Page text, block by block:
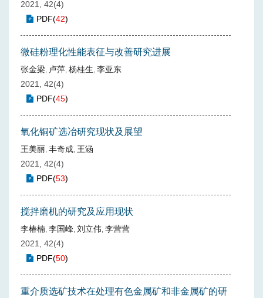
2021, 42(4)
PDF(42)
微硅粉理化性能表征与改善研究进展
张金梁, 卢萍, 杨桂生, 李亚东
2021, 42(4)
PDF(45)
氧化铜矿选冶研究现状及展望
王美丽, 丰奇成, 王涵
2021, 42(4)
PDF(53)
搅拌磨机的研究及应用现状
李椿楠, 李国峰, 刘立伟, 李营营
2021, 42(4)
PDF(50)
重介质选矿技术在处理有色金属矿和非金属矿的研